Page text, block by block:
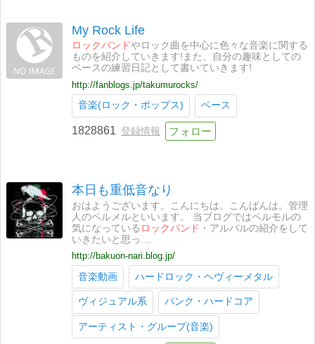
My Rock Life
ロックバンドやロック曲を中心に色々な音楽に関する
ものを紹介していきます!また、自分の趣味としての
ベースの練習日記として書いていきます!
http://fanblogs.jp/takumurocks/
音楽(ロック・ポップス)
ベース
1828861 登録情報
本日も重低音なり
おはようございます。こんにちは。こんばんは。管理
人のペルメルといいます。 当ブログではペルモルの
気になっている ロックバンド ・アルバルの紹介をして
いきたいと思っ…
http://bakuon-nari.blog.jp/
音楽動画
ハードロック・ヘヴィーメタル
ヴィジュアル系 パンク・ハードコア
アーティスト・グループ(音楽)